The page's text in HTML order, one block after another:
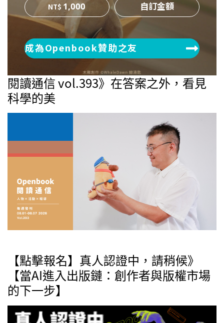
1,000
成為Openbook贊助之友
閱讀通信 vol.393》在答案之外，看見
科學的美
【點擊報名】真人認證中，請稍候》
【當AI進入出版鏈：創作者與版權市場
的下一步】